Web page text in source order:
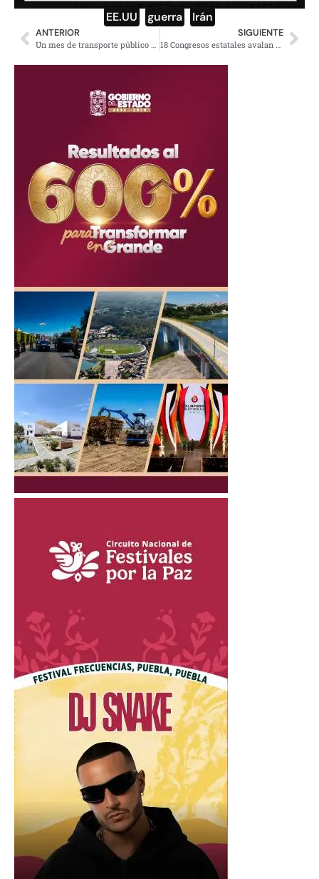
EE.UU guerra Irán
ANTERIOR
Un mes de transporte público gratuito en Islamabad y Punjab
SIGUIENTE
18 Congresos estatales avalan fin a pensiones doradas